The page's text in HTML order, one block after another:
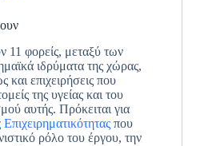
11 φορείς, μεταξύ των
ιδρύματα της χώρας,
και επιχειρήσεις που
της υγείας και του
αυτής. Πρόκειται για
που
ρόλο του έργου, την